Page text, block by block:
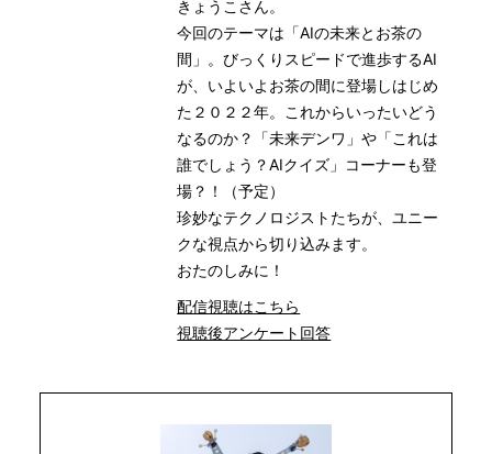
きょうこさん。
今回のテーマは「AIの未来とお茶の
間」。びっくりスピードで進歩するAI
が、いよいよお茶の間に登場しはじめ
た２０２２年。これからいったいどう
なるのか？「未来デンワ」や「これは
誰でしょう？AIクイズ」コーナーも登
場？！（予定）
珍妙なテクノロジストたちが、ユニー
クな視点から切り込みます。
おたのしみに！
配信視聴はこちら
視聴後アンケート回答